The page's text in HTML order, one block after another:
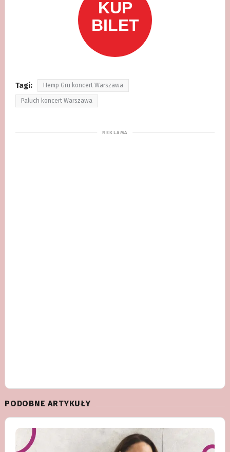
Tagi: Hemp Gru koncert Warszawa
Paluch koncert Warszawa
PODOBNE ARTYKUŁY